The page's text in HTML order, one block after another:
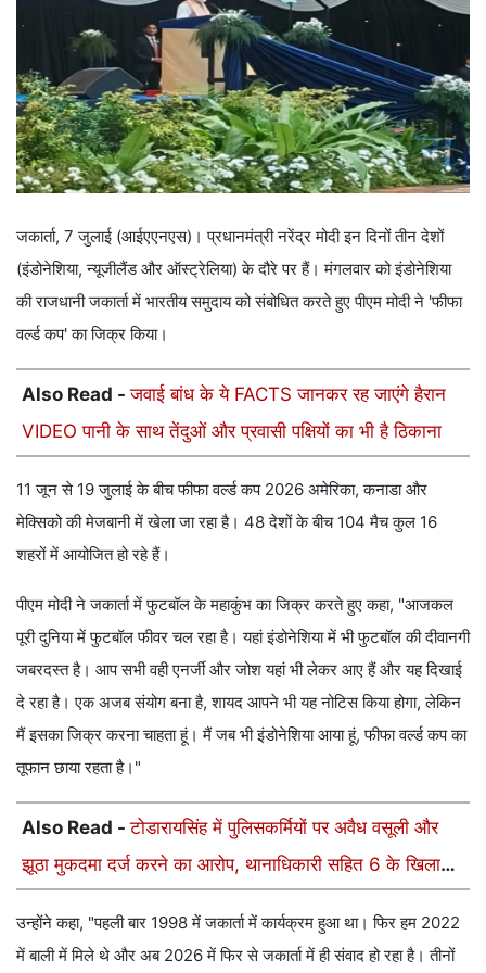
जकार्ता, 7 जुलाई (आईएएनएस)। प्रधानमंत्री नरेंद्र मोदी इन दिनों तीन देशों
(इंडोनेशिया, न्यूजीलैंड और ऑस्ट्रेलिया) के दौरे पर हैं। मंगलवार को इंडोनेशिया
की राजधानी जकार्ता में भारतीय समुदाय को संबोधित करते हुए पीएम मोदी ने 'फीफा
वर्ल्ड कप' का जिक्र किया।
Also Read -जवाई बांध के ये FACTS जानकर रह जाएंगे हैरान
VIDEO पानी के साथ तेंदुओं और प्रवासी पक्षियों का भी है ठिकाना
11 जून से 19 जुलाई के बीच फीफा वर्ल्ड कप 2026 अमेरिका, कनाडा और
मेक्सिको की मेजबानी में खेला जा रहा है। 48 देशों के बीच 104 मैच कुल 16
शहरों में आयोजित हो रहे हैं।
पीएम मोदी ने जकार्ता में फुटबॉल के महाकुंभ का जिक्र करते हुए कहा, "आजकल
पूरी दुनिया में फुटबॉल फीवर चल रहा है। यहां इंडोनेशिया में भी फुटबॉल की दीवानगी
जबरदस्त है। आप सभी वही एनर्जी और जोश यहां भी लेकर आए हैं और यह दिखाई
दे रहा है। एक अजब संयोग बना है, शायद आपने भी यह नोटिस किया होगा, लेकिन
मैं इसका जिक्र करना चाहता हूं। मैं जब भी इंडोनेशिया आया हूं, फीफा वर्ल्ड कप का
तूफान छाया रहता है।"
Also Read -टोडारायसिंह में पुलिसकर्मियों पर अवैध वसूली और
झूठा मुकदमा दर्ज करने का आरोप, थानाधिकारी सहित 6 के खिलाफ
उन्होंने कहा, "पहली बार 1998 में जकार्ता में कार्यक्रम हुआ था। फिर हम 2022
में बाली में मिले थे और अब 2026 में फिर से जकार्ता में ही संवाद हो रहा है। तीनों